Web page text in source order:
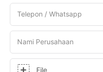
Telepon / Whatsapp
Nami Perusahaan
File